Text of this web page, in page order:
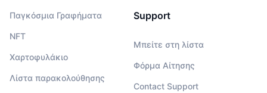
Παγκόσμια Γραφήματα
NFT
Χαρτοφυλάκιο
Λίστα παρακολούθησης
Support
Μπείτε στη λίστα
Φόρμα Αίτησης
Contact Support